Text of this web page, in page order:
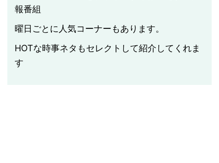
報番組
曜日ごとに人気コーナーもあります。
HOTな時事ネタもセレクトして紹介してくれま
す